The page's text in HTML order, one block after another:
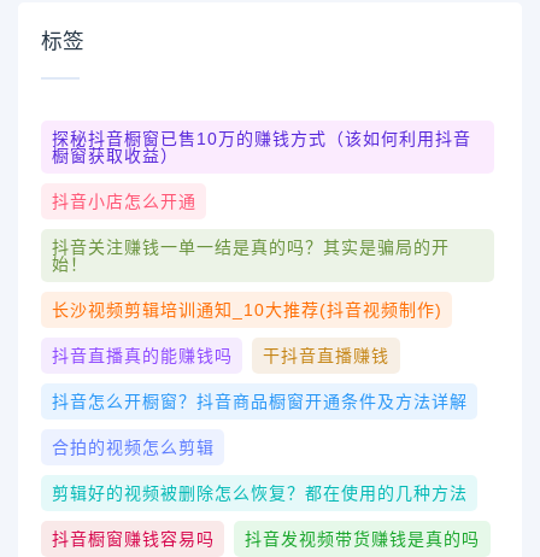
标签
探秘抖音橱窗已售10万的赚钱方式（该如何利用抖音
橱窗获取收益）
抖音小店怎么开通
抖音关注赚钱一单一结是真的吗？其实是骗局的开
始！
长沙视频剪辑培训通知_10大推荐(抖音视频制作)
抖音直播真的能赚钱吗 干抖音直播赚钱
抖音怎么开橱窗？抖音商品橱窗开通条件及方法详解
合拍的视频怎么剪辑
剪辑好的视频被删除怎么恢复？都在使用的几种方法
抖音橱窗赚钱容易吗 抖音发视频带货赚钱是真的吗